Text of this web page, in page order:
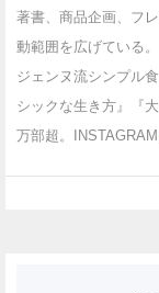
著書、商品企画、フ
動範囲を広げている
ジェンヌ流シンプル
シックな生き方』『
万部超。INSTAGRAM